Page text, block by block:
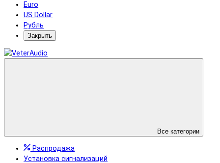
Euro
US Dollar
Рубль
Закрыть
Все категории
Распродажа
Установка сигнализаций